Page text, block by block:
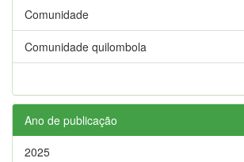
Comunidade
Comunidade quilombola
Ano de publicação
2025